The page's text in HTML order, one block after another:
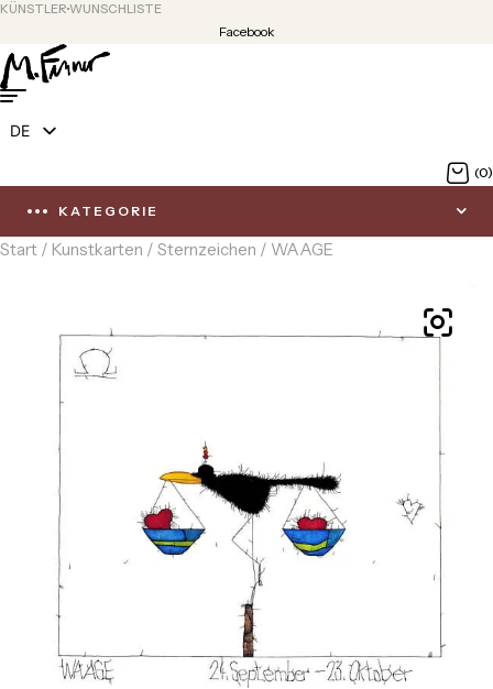
KÜNSTLER WUNSCHLISTE
Facebook
DE
(0)
KATEGORIE
Start / Kunstkarten / Sternzeichen / WAAGE